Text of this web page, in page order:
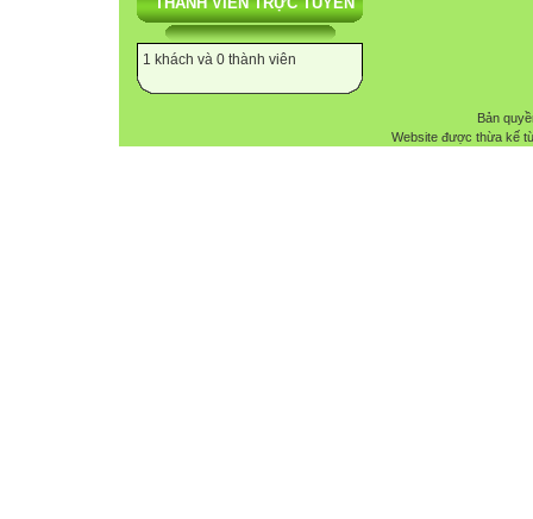
1 khách và 0 thành viên
Bản
Website được thừa kế